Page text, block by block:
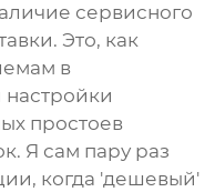
сервисного
Это, как
в
простоев
Я сам пару раз
когда 'дешевый'